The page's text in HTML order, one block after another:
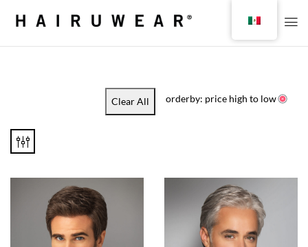
Clear All orderby: price high to low